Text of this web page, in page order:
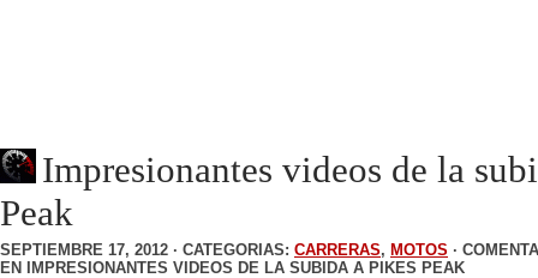
Impresionantes videos de la
Peak
SEPTIEMBRE 17, 2012 · CATEGORIAS: CARRERAS, MOTOS ·
EN IMPRESIONANTES VIDEOS DE LA SUBIDA A PIKES PEAK